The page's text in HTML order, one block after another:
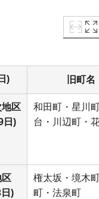
) 旧町名
区
日)
和田町・星川
台・川辺町・
区
)
権太坂・境木
町・法泉町